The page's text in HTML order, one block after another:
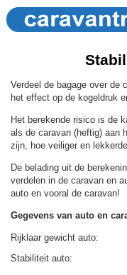
Verdeel de bagage over de
het effect op de kogeldruk
Het berekende risico is de
als de caravan (heftig) aan
zijn, hoe veiliger en
De belading uit de
verdelen in de caravan en
auto en vooral de caravan!
Gegevens van auto en
Rijklaar gewicht auto:
Stabiliteit auto: